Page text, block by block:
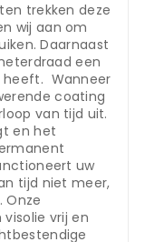
trekken deze
wij aan om
Daarnaast
een
heeft. Wanneer
coating
van tijd uit.
en het
uw
tijd niet meer,
Onze
vrij en